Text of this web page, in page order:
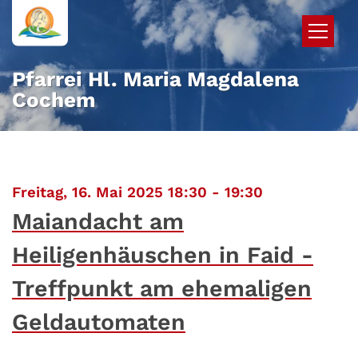
Zum Inhalt springen
Pfarrei Hl. Maria Magdalena
Cochem
Freitag, 16. Mai 2025 18:30 - 19:30
Maiandacht am
Heiligenhäuschen in Faid -
Treffpunkt am ehemaligen
Geldautomaten